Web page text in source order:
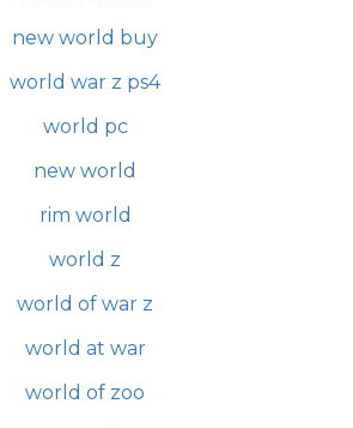
new world buy
world war z ps4
world pc
new world
rim world
world z
world of war z
world at war
world of zoo